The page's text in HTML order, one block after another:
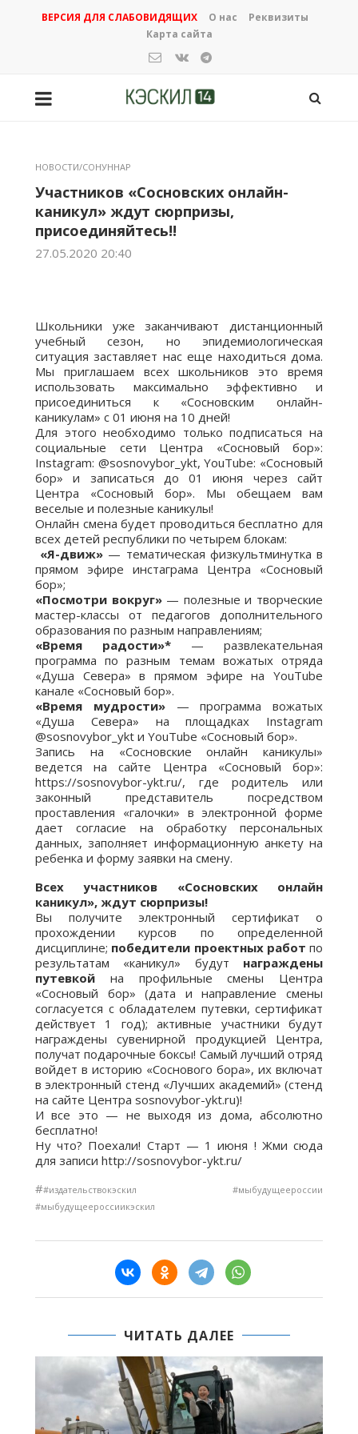
ВЕРСИЯ ДЛЯ СЛАБОВИДЯЩИХ О нас
Реквизиты
Карта сайта
НОВОСТИ/СОНУННАР
Участников «Сосновских онлайн-
каникул» ждут сюрпризы,
присоединяйтесь!!
27.05.2020 20:40
Школьники уже заканчивают дистанционный
учебный сезон, но эпидемиологическая
ситуация заставляет нас еще находиться дома.
Мы приглашаем всех школьников это время
использовать максимально эффективно и
присоединиться к «Сосновским онлайн-
каникулам» с 01 июня на 10 дней!
Для этого необходимо только подписаться на
социальные сети Центра «Сосновый бор»:
Instagram: @sosnovybor_ykt, YouTube: «Сосновый
бор» и записаться до 01 июня через сайт
Центра «Сосновый бор». Мы обещаем вам
веселые и полезные каникулы!
Онлайн смена будет проводиться бесплатно для
всех детей республики по четырем блокам:
​​ «Я-движ» — тематическая физкультминутка в
прямом эфире инстаграма Центра «Сосновый
бор»;
​«Посмотри вокруг»— полезные и творческие
мастер-классы от педагогов дополнительного
образования по разным направлениям;
«Время радости»* — развлекательная
программа по разным темам вожатых отряда
«Душа Севера» в прямом эфире на YouTube
канале «Сосновый бор».
​«Время мудрости»— программа вожатых
«Душа Севера» на площадках Instagram
@sosnovybor_ykt и YouTube «Сосновый бор».
Запись на «Сосновские онлайн каникулы»
ведется на сайте Центра «Сосновый бор»:
https://sosnovybor-ykt.ru/, где родитель или
законный представитель посредством
проставления «галочки» в электронной форме
дает согласие на обработку персональных
данных, заполняет информационную анкету на
ребенка и форму заявки на смену.
Всех участников «Сосновских онлайн
каникул», ждут сюрпризы!
Вы получите электронный сертификат о
прохождении курсов по определенной
дисциплине; победители проектных работ по
результатам «каникул» будут награждены
путевкой на профильные смены Центра
«Сосновый бор» (дата и направление смены
согласуется с обладателем путевки, сертификат
действует 1 год); активные участники будут
награждены сувенирной продукцией Центра,
получат подарочные боксы! Самый лучший отряд
войдет в историю «Соснового бора», их включат
в электронный стенд «Лучших академий» (стенд
на сайте Центра sosnovybor-ykt.ru)!
И все это — не выходя из дома, абсолютно
бесплатно!
Ну что? Поехали! Старт — 1 июня ! Жми сюда
для записи http://sosnovybor-ykt.ru/
##издательствокэскил #мыбудущеероссии
#мыбудущеероссиикэскил
ЧИТАТЬ ДАЛЕЕ